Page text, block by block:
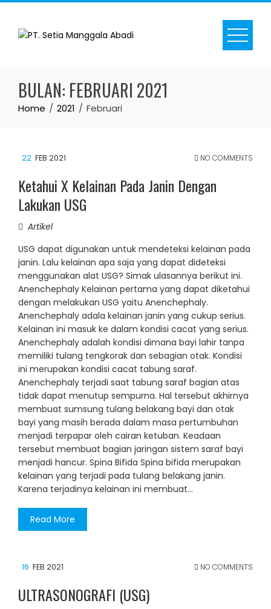
Skip
content
BULAN: FEBRUARI 2021
Home 2021 Februari
22 FEB 2021 NO COMMENTS
Ketahui X Kelainan Pada Janin Dengan
Lakukan USG
Artikel
USG dapat digunakan untuk mendeteksi kelainan pada
janin. Lalu kelainan apa saja yang dapat dideteksi
menggunakan alat USG? Simak ulasannya berikut ini.
Anenchephaly Kelainan pertama yang dapat diketahui
dengan melakukan USG yaitu Anenchephaly.
Anenchephaly adala kelainan janin yang cukup serius.
Kelainan ini masuk ke dalam kondisi cacat yang serius.
Anenchephaly adalah kondisi dimana bayi lahir tanpa
memiliki tulang tengkorak dan sebagian otak. Kondisi
ini merupakan kondisi cacat tabung saraf.
Anenchephaly terjadi saat tabung saraf bagian atas
tidak dapat menutup sempurna. Hal tersebut akhirnya
membuat sumsung tulang belakang bayi dan otak
bayi yang masih berada dalam masa pertumbuhan
menjadi terpapar oleh cairan ketuban. Keadaan
tersebut membuat bagian jaringan sistem saraf bayi
menjadi hancur. Spina Bifida Spina bifida merupakan
kelainan yang terjadi pada tulang belakang janin.
Karena terjadinya kelainan ini membuat…
Read More
16 FEB 2021 NO COMMENTS
ULTRASONOGRAFI (USG)